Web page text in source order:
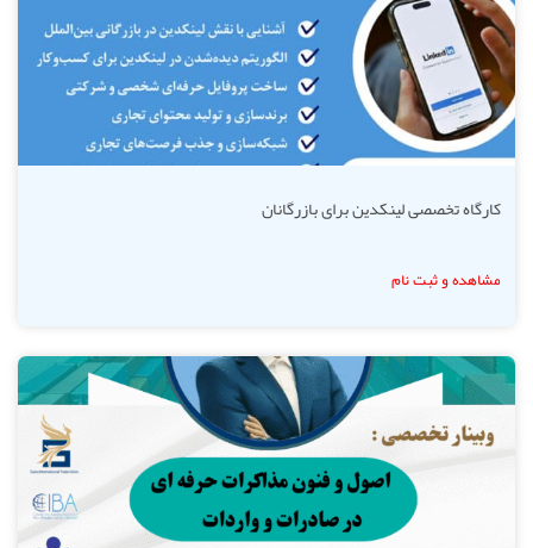
کارگاه تخصصی لینکدین برای بازرگانان
مشاهده و ثبت نام